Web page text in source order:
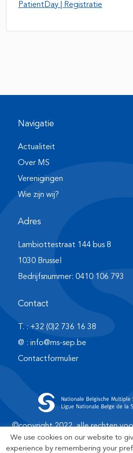
PatientDay | Registratie
We use cookies on our website to
experience by remembering your
Navigatie
Actualiteit
Over MS
Verenigingen
Wie zijn wij?
Adres
Lambiottestraat 144 bus 8
1030 Brussel
Bedrijfsnummer: 0410 106 793
Contact
T. : +32 (0)2 736 16 38
@ : info@ms-sep.be
Contactformulier
©copyright 2022, alle rechten
met ♥ doordigi-work.com–
Cookies